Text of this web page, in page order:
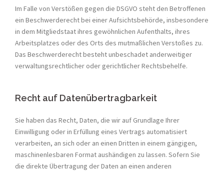
Im Falle von Verstößen gegen die DSGVO steht den Betroffenen
ein Beschwerderecht bei einer Aufsichtsbehörde, insbesondere
in dem Mitgliedstaat ihres gewöhnlichen Aufenthalts, ihres
Arbeitsplatzes oder des Orts des mutmaßlichen Verstoßes zu.
Das Beschwerderecht besteht unbeschadet anderweitiger
verwaltungsrechtlicher oder gerichtlicher Rechtsbehelfe.
Recht auf Datenübertragbarkeit
Sie haben das Recht, Daten, die wir auf Grundlage Ihrer
Einwilligung oder in Erfüllung eines Vertrags automatisiert
verarbeiten, an sich oder an einen Dritten in einem gängigen,
maschinenlesbaren Format aushändigen zu lassen. Sofern Sie
die direkte Übertragung der Daten an einen anderen